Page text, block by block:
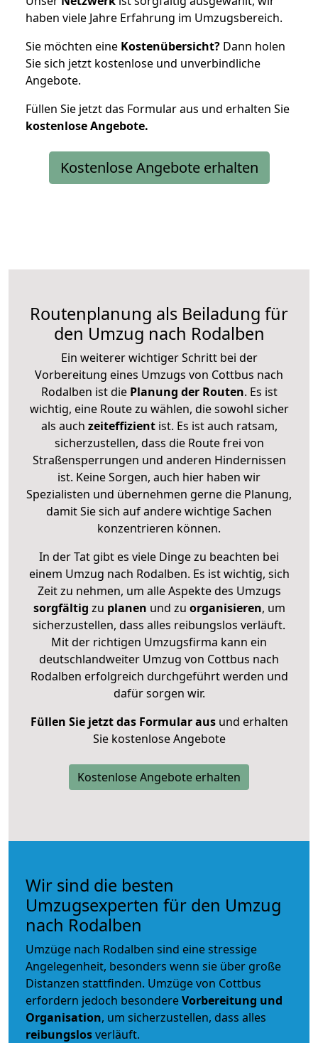
haben viele Jahre Erfahrung im Umzugsbereich.
Sie möchten eine Kostenübersicht? Dann holen
Sie sich jetzt kostenlose und unverbindliche
Angebote.
Füllen Sie jetzt das Formular aus und erhalten Sie
kostenloseAngebote.
Kostenlose Angebote erhalten
Routenplanung als Beiladung für
den Umzug nach Rodalben
Ein weiterer wichtiger Schritt bei der
Vorbereitung eines Umzugs von Cottbus nach
Rodalben ist diePlanung der Routen. Es ist
wichtig, eine Route zu wählen, die sowohl sicher
als auch zeiteffizientist. Es ist auch ratsam,
sicherzustellen, dass die Route frei von
Straßensperrungen und anderen Hindernissen
ist. Keine Sorgen, auch hier haben wir
Spezialisten und übernehmen gerne die Planung,
damit Sie sich auf andere wichtige Sachen
konzentrieren können.
In der Tat gibt es viele Dinge zu beachten bei
einem Umzug nach Rodalben. Es ist wichtig, sich
Zeit zu nehmen, um alle Aspekte des Umzugs
sorgfältig zu planen und zu organisieren, um
sicherzustellen, dass alles reibungslos verläuft.
Mit der richtigen Umzugsfirma kann ein
deutschlandweiter Umzug von Cottbus nach
Rodalben erfolgreich durchgeführt werden und
dafür sorgen wir.
Füllen Sie jetzt das Formular ausund erhalten
Sie kostenlose Angebote
Kostenlose Angebote erhalten
Wir sind die besten
Umzugsexperten für den Umzug
nach Rodalben
Umzüge nach Rodalben sind eine stressige
Angelegenheit, besonders wenn sie über große
Distanzen stattfinden. Umzüge von Cottbus
erfordern jedoch besondereVorbereitung und
Organisation, um sicherzustellen, dass alles
reibungslosverläuft.